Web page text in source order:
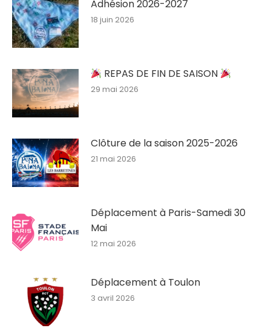
Adhésion 2026-2027
18 juin 2026
REPAS DE FIN DE SAISON
29 mai 2026
Clôture de la saison 2025-2026
21 mai 2026
Déplacement à Paris-Samedi 30
Mai
12 mai 2026
Déplacement à Toulon
3 avril 2026